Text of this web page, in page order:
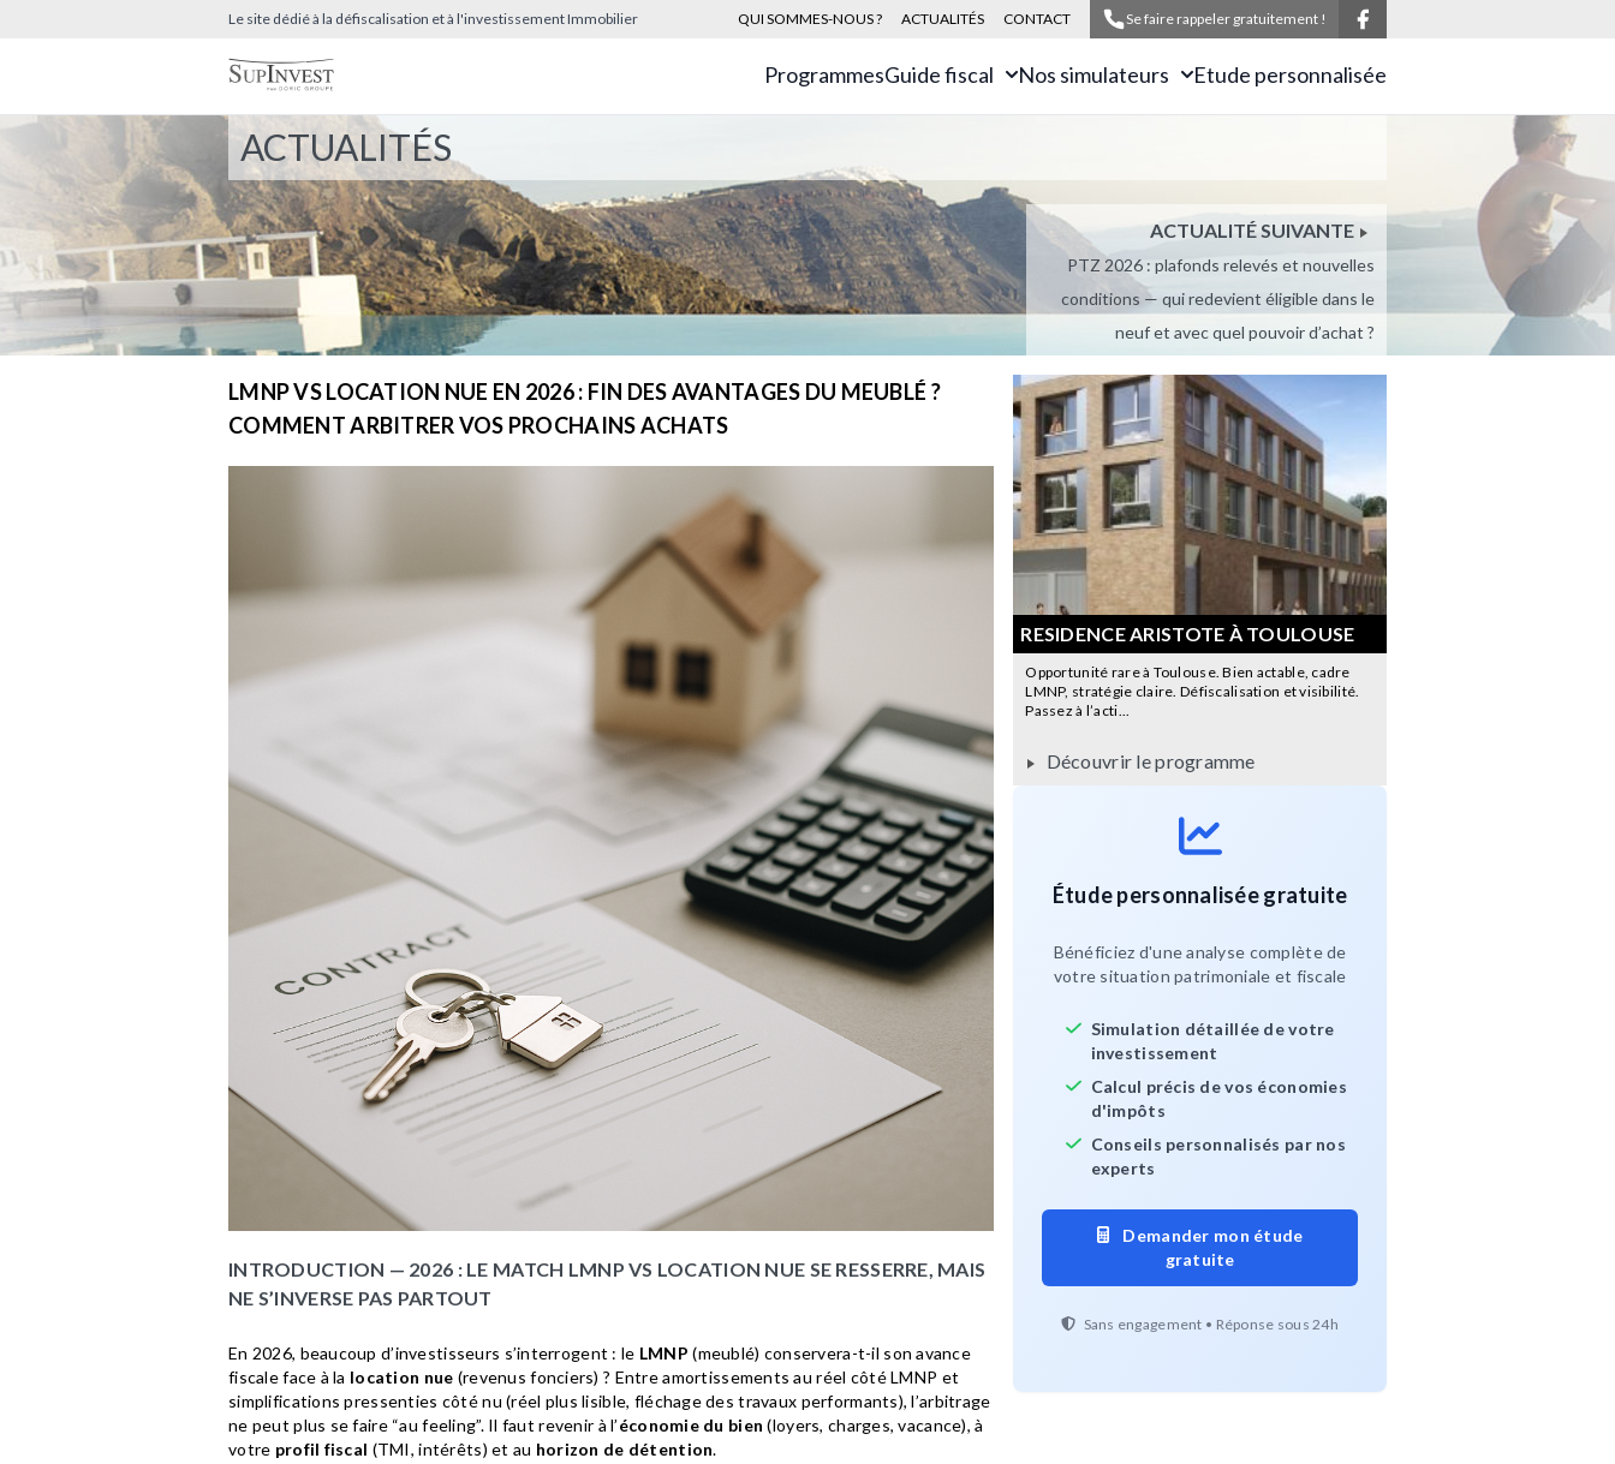
Le site dédié à la défiscalisation et à l'investissement Immobilier QUI SOMMES-NOUS ? ACTUALITÉS CONTACT Se faire rappeler gratuitement !
ProgrammesGuide fiscal Nos simulateurs Etude personnalisée
ACTUALITÉS
ACTUALITÉ SUIVANTE
PTZ 2026 : plafonds relevés et nouvelles
conditions — qui redevient éligible dans le
neuf et avec quel pouvoir d’achat ?
LMNP VS LOCATION NUE EN 2026 : FIN DES AVANTAGES DU MEUBLÉ ?
COMMENT ARBITRER VOS PROCHAINS ACHATS
INTRODUCTION — 2026 : LE MATCH LMNP VS LOCATION NUE SE RESSERRE, MAIS
NE S’INVERSE PAS PARTOUT
En 2026, beaucoup d’investisseurs s’interrogent : le LMNP (meublé) conservera-t-il son avance
fiscale face à la location nue (revenus fonciers) ? Entre amortissements au réel côté LMNP et
simplifications pressenties côté nu (réel plus lisible, fléchage des travaux performants), l’arbitrage
ne peut plus se faire “au feeling”. Il faut revenir à l’économie du bien (loyers, charges, vacance), à
votre profil fiscal (TMI, intérêts) et au horizon de détention.
RESIDENCE ARISTOTE À TOULOUSE
Opportunité rare à Toulouse. Bien actable, cadre
LMNP, stratégie claire. Défiscalisation et visibilité.
Passez à l’acti...
Découvrir le programme
Étude personnalisée gratuite
Bénéficiez d'une analyse complète de
votre situation patrimoniale et fiscale
Simulation détaillée de votre
investissement
Calcul précis de vos économies
d'impôts
Conseils personnalisés par nos
experts
Demander mon étude
gratuite
Sans engagement • Réponse sous 24h